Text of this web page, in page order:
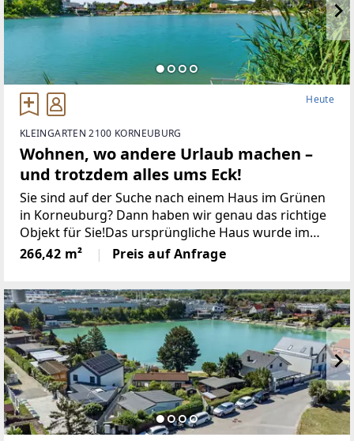
Heute
KLEINGARTEN 2100 KORNEUBURG
Wohnen, wo andere Urlaub machen –
und trotzdem alles ums Eck!
Sie sind auf der Suche nach einem Haus im Grünen
in Korneuburg? Dann haben wir genau das richtige
Objekt für Sie!Das ursprüngliche Haus wurde im
Jahr 1996 errichtet und im Jahr 2021 durch einen
weiteren Gebäudeteil erweitert.Die Wohnnutzfläche
266,42 m² Preis auf Anfrage